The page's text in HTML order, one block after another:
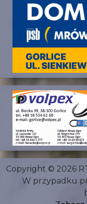
Copyright © 2026
W przypadku